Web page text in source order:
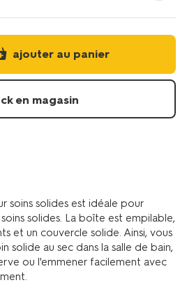
ajouter au panier
en magasin
soins solides est idéale pour
solides. La boîte est empilable,
et un couvercle solide. Ainsi, vous
solide au sec dans la salle de bain,
ou l'emmener facilement avec